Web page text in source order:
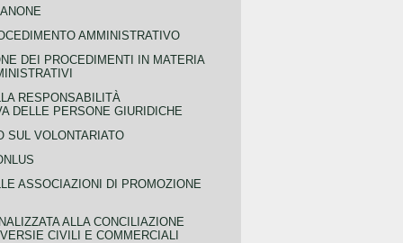
AMMINISTRATIVO
DEI PROCEDIMENTI IN MATERIA
RESPONSABILITÀ
DELLE PERSONE GIURIDICHE
SUL VOLONTARIATO
ASSOCIAZIONI DI PROMOZIONE
ALLA CONCILIAZIONE
CIVILI E COMMERCIALI